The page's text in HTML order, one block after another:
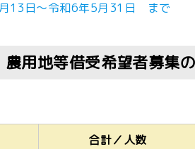
13日～令和6年5月31日 まで
農用地等借受希望者募集
(募集期
合計／人数